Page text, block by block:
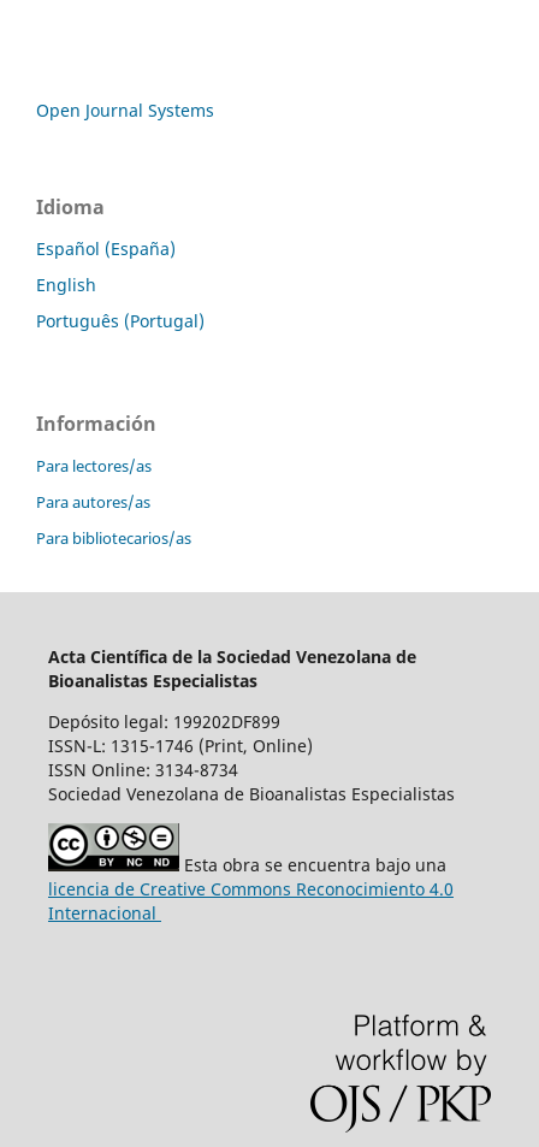
Open Journal Systems
Idioma
Español (España)
English
Português (Portugal)
Información
Para lectores/as
Para autores/as
Para bibliotecarios/as
Acta Científica de la Sociedad Venezolana de
Bioanalistas Especialistas
Depósito legal: 199202DF899
ISSN-L: 1315-1746 (Print, Online)
ISSN Online: 3134-8734
Sociedad Venezolana de Bioanalistas Especialistas
Esta obra se encuentra bajo una
licencia de Creative Commons Reconocimiento 4.0
Internacional